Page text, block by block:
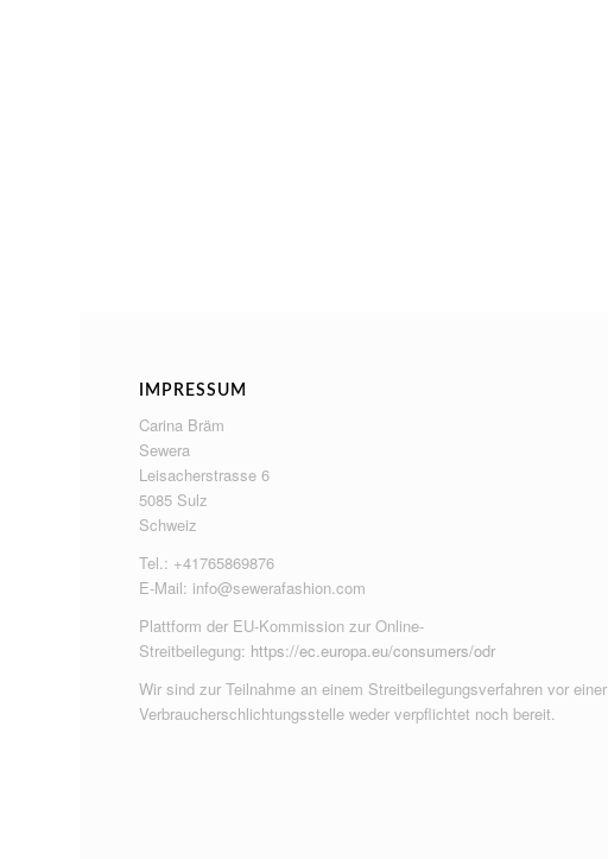
IMPRESSUM
Carina Bräm
Sewera
Leisacherstrasse 6
5085 Sulz
Schweiz
Tel.: +41765869876
E-Mail: info@sewerafashion.com
Plattform der EU-Kommission zur Online-
Streitbeilegung: https://ec.europa.eu/consumers/odr
Wir sind zur Teilnahme an einem Streitbeilegungsverfahren vor einer
Verbraucherschlichtungsstelle weder verpflichtet noch bereit.